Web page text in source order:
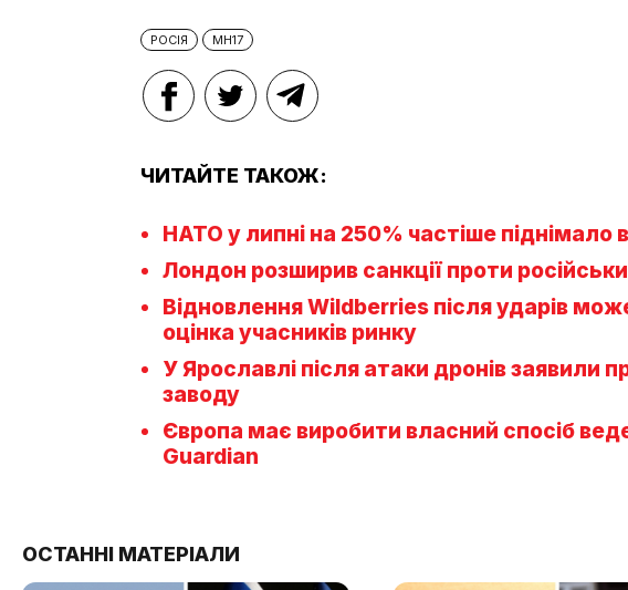
РОСІЯ MH17
ЧИТАЙТЕ ТАКОЖ:
НАТО у липні на 250% частіше піднімало
Лондон розширив санкції проти
Відновлення Wildberries після ударів
оцінка учасників ринку
У Ярославлі після атаки дронів заявили
заводу
Європа має виробити власний спосіб
Guardian
ОСТАННІ МАТЕРІАЛИ